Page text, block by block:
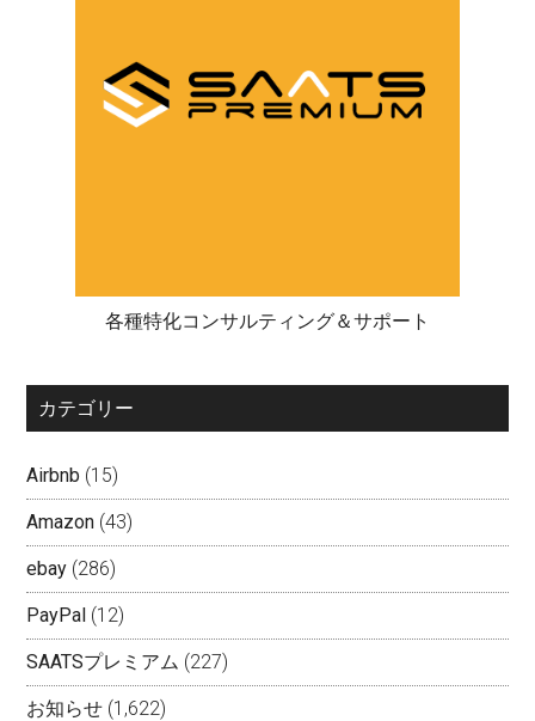
各種特化コンサルティング＆サポート
カテゴリー
Airbnb (15)
Amazon (43)
ebay (286)
PayPal (12)
SAATSプレミアム (227)
お知らせ (1,622)